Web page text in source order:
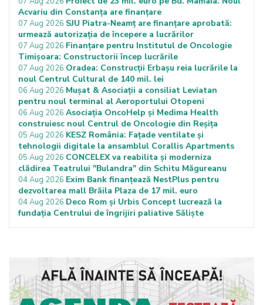
Acvariu din Constanța are finanțare
07 Aug 2026 SJU Piatra-Neamț are finanțare aprobată:
urmează autorizația de începere a lucrărilor
07 Aug 2026 Finanțare pentru Institutul de Oncologie
Timișoara: Constructorii încep lucrările
07 Aug 2026 Oradea: Construcții Erbașu reia lucrările la
noul Centrul Cultural de 140 mil. lei
06 Aug 2026 Mușat & Asociații a consiliat Leviatan
pentru noul terminal al Aeroportului Otopeni
06 Aug 2026 Asociația OncoHelp și Medima Health
construiesc noul Centrul de Oncologie din Reșița
05 Aug 2026 KESZ România: Fațade ventilate și
tehnologii digitale la ansamblul Corallis Apartments
05 Aug 2026 CONCELEX va reabilita și moderniza
clădirea Teatrului "Bulandra" din Schitu Măgureanu
04 Aug 2026 Exim Bank finanțează NestPlus pentru
dezvoltarea mall Brăila Plaza de 17 mil. euro
04 Aug 2026 Deco Rom și Urbis Concept lucrează la
fundația Centrului de îngrijiri paliative Săliște